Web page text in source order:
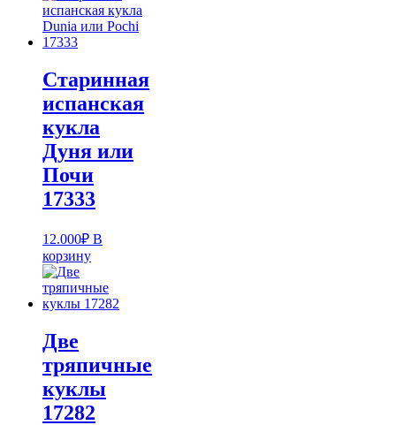
Старинная
испанская
кукла
Дуня или
Почи
17333
12.000₽ В
корзину
Две
тряпичные
куклы
17282